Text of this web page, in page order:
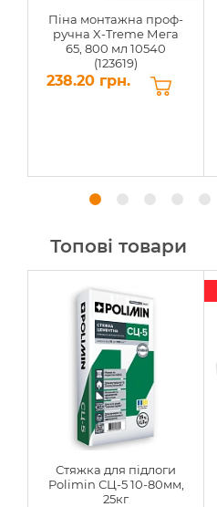
Піна монтажна проф-
ручна X-Treme Мега
65, 800 мл 10540
(123619)
238.20 грн.
Топові товари
Стяжка для підлоги
Polimin СЦ-5 10-80мм,
25кг